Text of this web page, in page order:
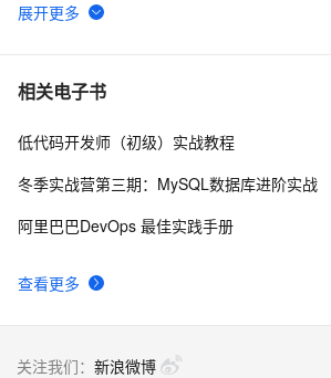
6 Spring3 整合 Hibernate4实现数据库操作(1)
7 Spring与Hibernate两种组合方式
8 Hibernate添加日志--log4j
相关电子书
查看更多
低代码开发师（初级）实战教程
冬季实战营第三期：MySQL数据库进阶实战
阿里巴巴DevOps 最佳实践手册
关注我们： 新浪微博